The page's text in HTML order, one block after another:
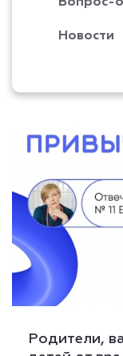
Новости
️Родители,